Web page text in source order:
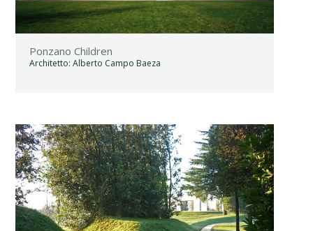
Ponzano Children
Architetto:Alberto Campo Baeza